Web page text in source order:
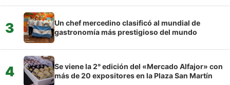
3
Un chef mercedino clasificó al mundial de
gastronomía más prestigioso del mundo
4
Se viene la 2° edición del «Mercado Alfajor» con
más de 20 expositores en la Plaza San Martín